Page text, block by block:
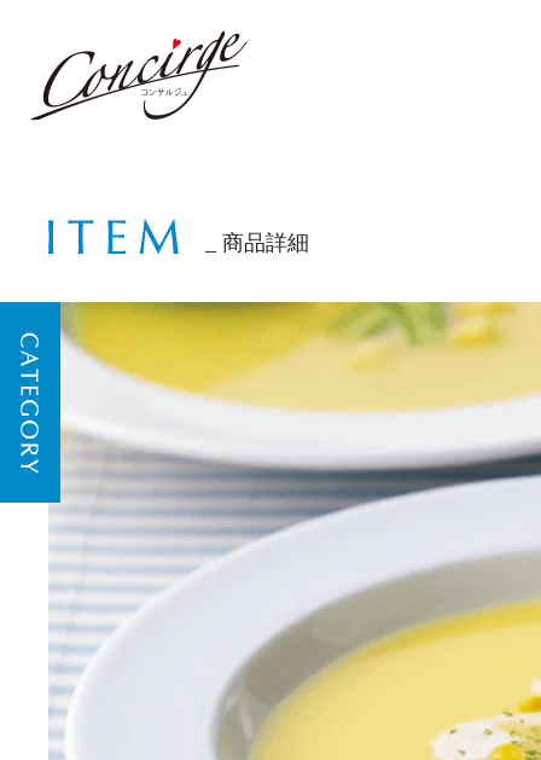
商品詳細
CATEGORY